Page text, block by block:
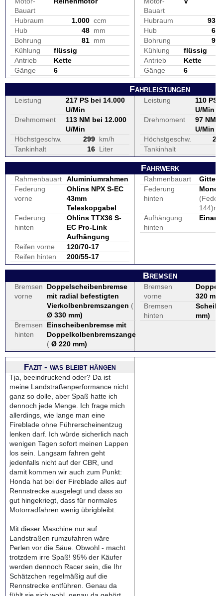
Bauart
Hubraum 1.000 ccm
Hub
48 mm
Bohrung
81 mm
Kühlung
flüssig
Antrieb
Kette
Gänge
6
Bauart
Hubraum
937
Hub
68
Bohrung
94
Kühlung
flüssig
Antrieb
Kette
Gänge
6
Fahrleistungen
Leistung
217 PS bei 14.000
U/Min
Drehmoment
113 NM bei 12.000
U/Min
Höchstgeschw.
299 km/h
Tankinhalt
16 Liter
Leistung
110 PS
U/Min
Drehmoment
97 NM
U/Min
Höchstgeschw.
Tankinhalt
Fahrwerk
Rahmenbauart
Aluminiumrahmen
Federung
vorne
Ohlins NPX S-EC
43mm
Teleskopgabel
Federung
hinten
Ohlins TTX36 S-
EC Pro-Link
Aufhängung
Reifen vorne
120/70-17
Reifen hinten
200/55-17
Rahmenbauart
Federung
hinten
Aufhängung
hinten
Bremsen
Bremsen
vorne
Doppelscheibenbremse
mit radial befestigten
Vierkolbenbremszangen (
Ø 330 mm)
Bremsen
hinten
Einscheibenbremse mit
Doppelkolbenbremszange
( Ø 220 mm)
Bremsen
vorne
320 mm
Bremsen
hinten
Scheibe
mm)
Fazit - was bleibt hängen
Tja, beeindruckend oder? Da ist
meine Landstraßenperformance nicht
ganz so dolle, aber Spaß hatte ich
dennoch jede Menge. Ich frage mich
allerdings, wie lange man eine
Fireblade ohne Führerscheinentzug
lenken darf. Ich würde sicherlich nach
wenigen Tagen sofort meinen Lappen
los sein. Langsam fahren geht
jedenfalls nicht auf der CBR, und
damit kommen wir auch zum Punkt:
Honda hat bei der Fireblade alles auf
Rennstrecke ausgelegt und dass so
gut hingekriegt, dass für normales
Motorradfahren wenig übrigbleibt.
Mit dieser Maschine nur auf
Landstraßen rumzufahren wäre
Perlen vor die Säue. Obwohl - macht
trotzdem irre Spaß! 95% der Käufer
werden dennoch Racer sein, die Ihr
Schätzchen regelmäßig auf die
Rennstrecke entführen. Genau da